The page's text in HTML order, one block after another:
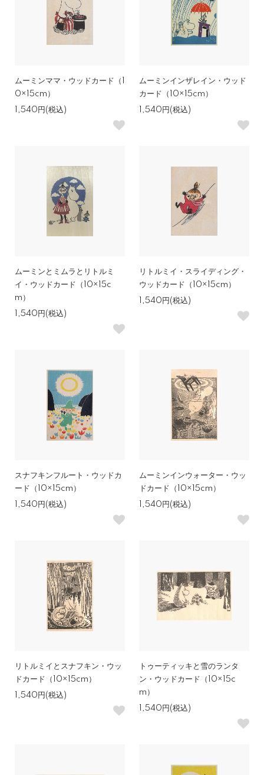
ムーミンママ・ウッドカード（1
0×15cm）
1,540円(税込)
ムーミンインザレイン・ウッド
カード（10×15cm）
1,540円(税込)
ムーミンとミムラとリトルミ
イ・ウッドカード（10×15c
m）
1,540円(税込)
リトルミイ・スライディング・
ウッドカード（10×15cm）
1,540円(税込)
スナフキンフルート・ウッドカ
ード（10×15cm）
1,540円(税込)
ムーミンインウォーター・ウッ
ドカード（10×15cm）
1,540円(税込)
リトルミイとスナフキン・ウッ
ドカード（10×15cm）
1,540円(税込)
トゥーティッキと雪のランタ
ン・ウッドカード（10×15c
m）
1,540円(税込)